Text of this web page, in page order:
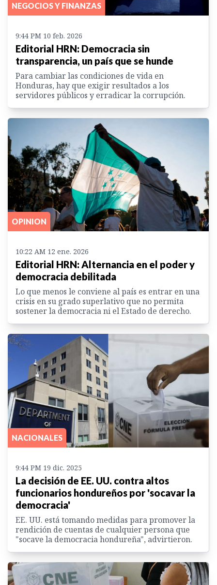
NEGOCIOS Y FINANZAS
9:44 PM 10 feb. 2026
Editorial HRN: Democracia sin
transparencia, un país que se hunde
Para cambiar las condiciones de vida en
Honduras, hay que exigir resultados a los
servidores públicos y erradicar la corrupción.
OPINION
10:22 AM 12 ene. 2026
Editorial HRN: Alternancia en el poder y
democracia debilitada
Lo que menos le conviene al país es entrar en una
crisis en su grado superlativo que no permita
sostener la democracia ni el Estado de derecho.
NACIONALES
9:44 PM 19 dic. 2025
La decisión de EE. UU. contra altos
funcionarios hondureños por 'socavar la
democracia'
EE. UU. está tomando medidas para promover la
rendición de cuentas de cualquier persona que
"socave la democracia hondureña", advirtieron.